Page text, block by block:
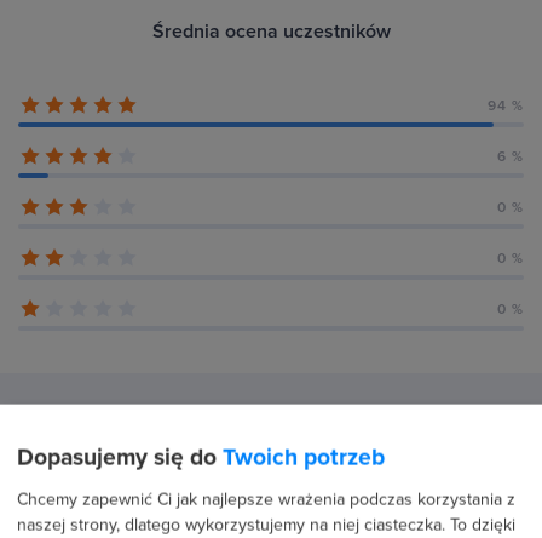
Średnia ocena uczestników
94 %
6 %
0 %
0 %
0 %
16 kwietnia 2026 Potwierdzona transakcja
Dopasujemy się do Twoich potrzeb
Chcemy zapewnić Ci jak najlepsze wrażenia podczas korzystania z
naszej strony, dlatego wykorzystujemy na niej ciasteczka. To dzięki